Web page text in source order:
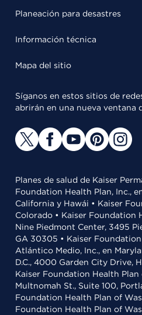
Planeación para desastres
Información técnica
Mapa del sitio
Síganos en estos sitios de
abrirán en una nueva ventana
Planes de salud de Kaiser
Foundation Health Plan, Inc.,
California y Hawái • Kaiser
Colorado • Kaiser Foundation
Nine Piedmont Center, 3495
GA 30305 • Kaiser
Atlántico Medio, Inc., en
D.C., 4000 Garden City Drive,
Kaiser Foundation Health
Multnomah St., Suite 100,
Foundation Health Plan of
Foundation Health Plan of